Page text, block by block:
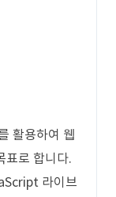
활용하여 웹
표로 합니다.
라이브